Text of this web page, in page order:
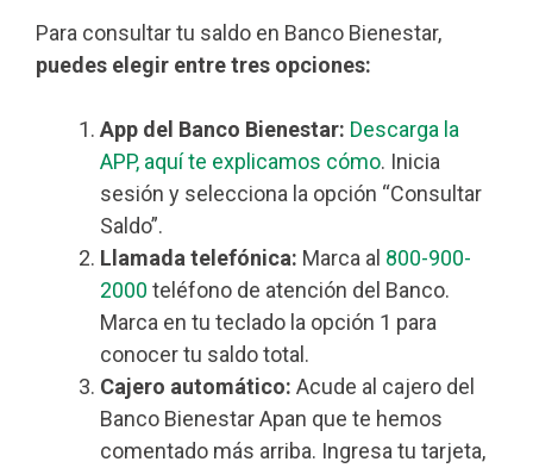
Para consultar tu saldo en Banco Bienestar,
puedes elegir entre tres opciones:
App del Banco Bienestar: Descarga la
APP, aquí te explicamos cómo. Inicia
sesión y selecciona la opción “Consultar
Saldo”.
Llamada telefónica: Marca al 800-900-
2000 teléfono de atención del Banco.
Marca en tu teclado la opción 1 para
conocer tu saldo total.
Cajero automático: Acude al cajero del
Banco Bienestar Apan que te hemos
comentado más arriba. Ingresa tu tarjeta,